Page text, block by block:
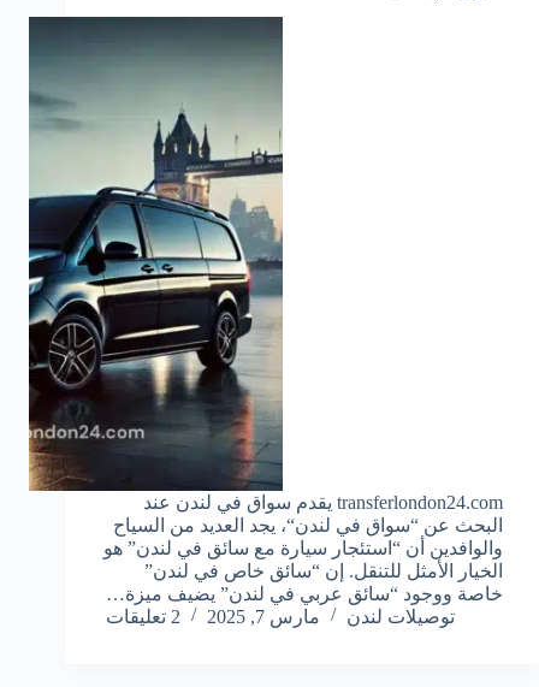
transferlondon24.com يقدم سواق في لندن عند
البحث عن “سواق في لندن“، يجد العديد من السياح
والوافدين أن “استئجار سيارة مع سائق في لندن” هو
الخيار الأمثل للتنقل. إن “سائق خاص في لندن”
خاصة ووجود “سائق عربي في لندن” يضيف ميزة…
توصيلات لندن
مارس 7, 2025 2 تعليقات